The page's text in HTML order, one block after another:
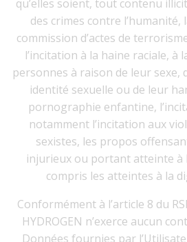
qu’elles soient, tout contenu
des crimes contre
commission d’actes de
l’incitation à la haine raciale, à
personnes à raison de leur
identité sexuelle ou de leur
pornographie enfantine,
notamment l’incitation aux
sexistes, les propos
injurieux ou portant atteinte à
compris les atteintes à la
Conformément à l’article 8 du
HYDROGEN n’exerce aucun
Données fournies par